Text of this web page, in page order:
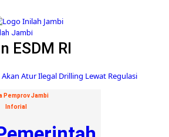
ESDM RI
Pemprov Jambi
Inforial